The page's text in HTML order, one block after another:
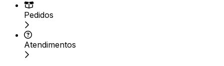
Pedidos
Atendimentos